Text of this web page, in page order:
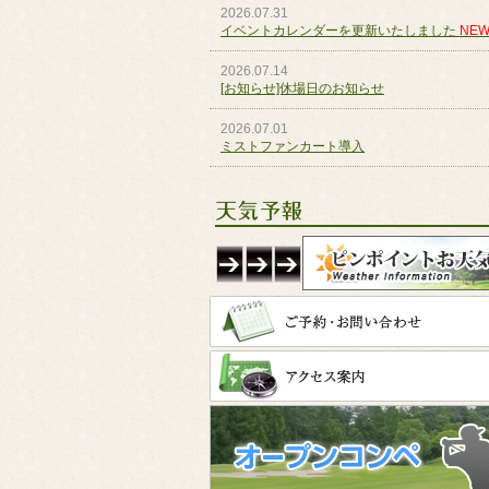
2026.07.31
イベントカレンダーを更新いたしました
2026.07.14
[お知らせ]休場日のお知らせ
2026.07.01
ミストファンカート導入